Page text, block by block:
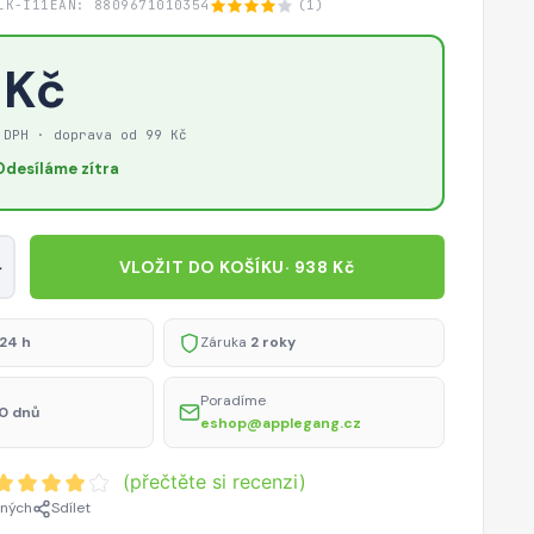
I11 EAN: 8809671010354 (1)
· doprava od 99 Kč
zítra
VLOŽIT DO KOŠÍKU· 938 Kč
h Záruka 2 roky
dnů
Poradíme
eshop@applegang.cz
(přečtěte si recenzi)
Sdílet